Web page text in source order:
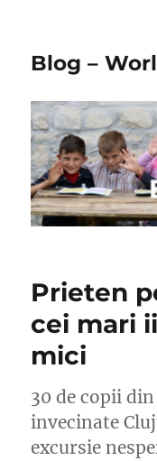
Blog –
Prieten
cei mari
mici
30 de copii
invecinate
excursie